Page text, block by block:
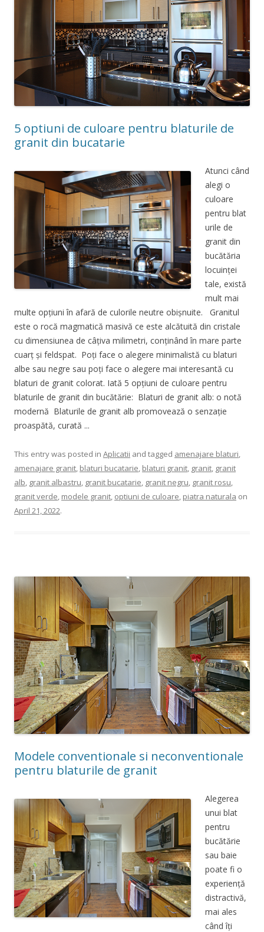
5 optiuni de culoare pentru blaturile de
granit din bucatarie
Atunci când
alegi o
culoare
pentru blat
urile de
granit din
bucătăria
locuinței
tale, există
mult mai
multe opțiuni în afară de culorile neutre obișnuite. Granitul
este o rocă magmatică masivă ce este alcătuită din cristale
cu dimensiunea de câțiva milimetri, conținând în mare parte
cuarț și feldspat. Poți face o alegere minimalistă cu blaturi
albe sau negre sau poți face o alegere mai interesantă cu
blaturi de granit colorat. Iată 5 opțiuni de culoare pentru
blaturile de granit din bucătărie: Blaturi de granit alb: o notă
modernă Blaturile de granit alb promovează o senzație
proaspătă, curată ...
This entry was posted in Aplicatii and tagged amenajare blaturi,
amenajare granit, blaturi bucatarie, blaturi granit, granit, granit
alb, granit albastru, granit bucatarie, granit negru, granit rosu,
granit verde, modele granit, optiuni de culoare, piatra naturala on
April 21, 2022.
Modele conventionale si neconventionale
pentru blaturile de granit
Alegerea
unui blat
pentru
bucătărie
sau baie
poate fi o
experiență
distractivă,
mai ales
când îți